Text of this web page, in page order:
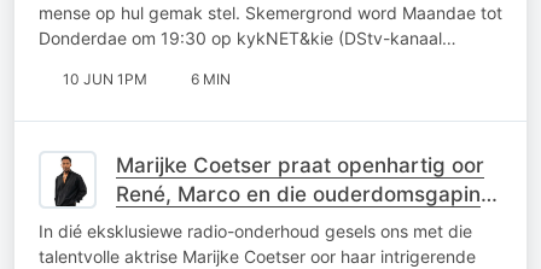
mense op hul gemak stel. Skemergrond word Maandae tot
Donderdae om 19:30 op kykNET&kie (DStv-kanaal…
10 JUN 1PM 6 MIN
Marijke Coetser praat openhartig oor
René, Marco en die ouderdomsgaping
in Diepe Waters
In dié eksklusiewe radio-onderhoud gesels ons met die
talentvolle aktrise Marijke Coetser oor haar intrigerende